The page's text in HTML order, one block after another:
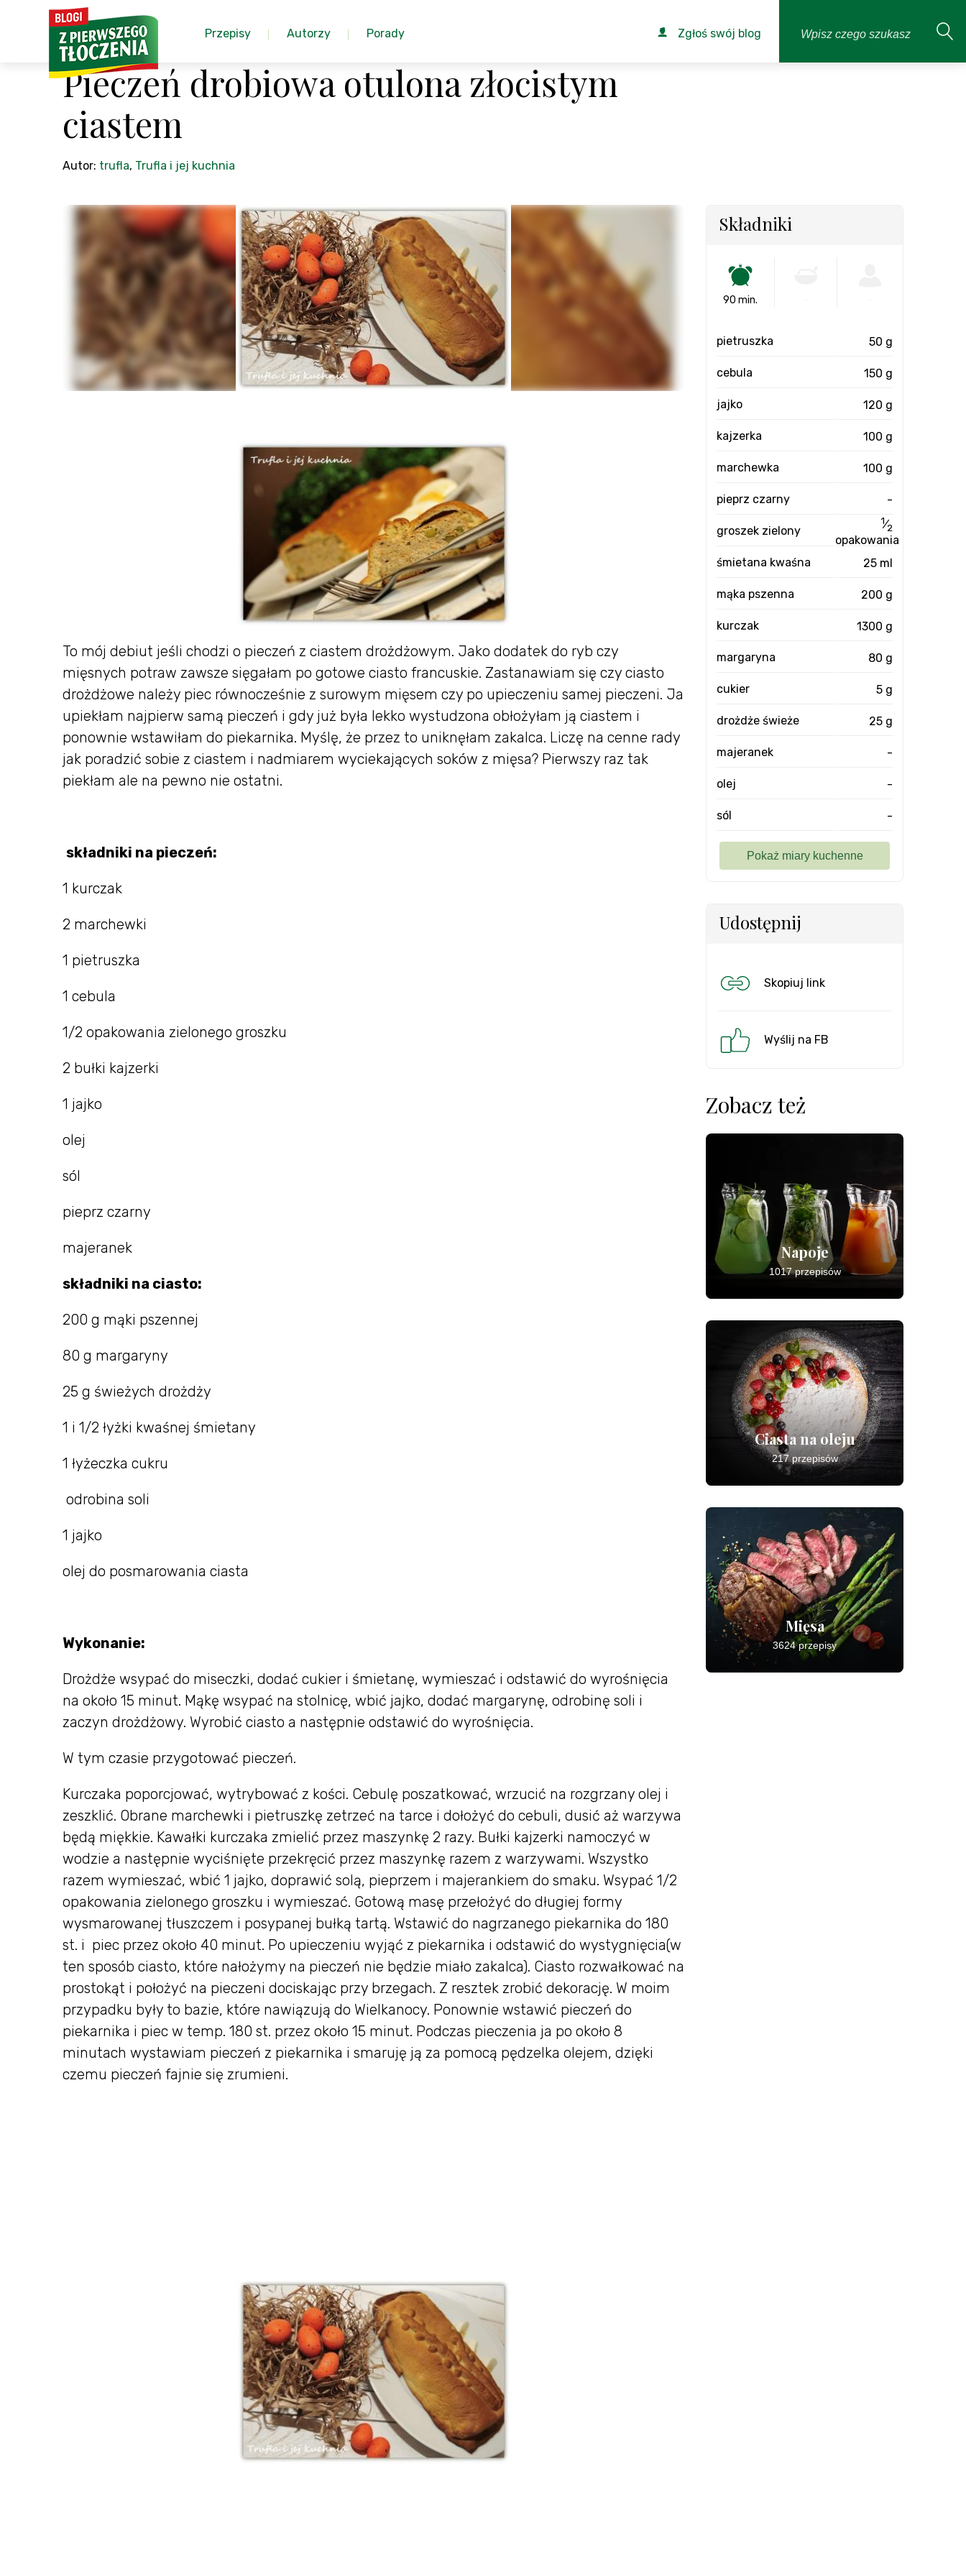
Przepisy Autorzy Porady Zgłoś swój blog
Pieczeń drobiowa otulona złocistym
ciastem
Autor: trufla, Trufla i jej kuchnia
To mój debiut jeśli chodzi o pieczeń z ciastem drożdżowym. Jako dodatek do ryb czy
mięsnych potraw zawsze sięgałam po gotowe ciasto francuskie. Zastanawiam się czy ciasto
drożdżowe należy piec równocześnie z surowym mięsem czy po upieczeniu samej pieczeni. Ja
upiekłam najpierw samą pieczeń i gdy już była lekko wystudzona obłożyłam ją ciastem i
ponownie wstawiłam do piekarnika. Myślę, że przez to uniknęłam zakalca. Liczę na cenne rady
jak poradzić sobie z ciastem i nadmiarem wyciekających soków z mięsa? Pierwszy raz tak
piekłam ale na pewno nie ostatni.
składniki na pieczeń:
1 kurczak
2 marchewki
1 pietruszka
1 cebula
1/2 opakowania zielonego groszku
2 bułki kajzerki
1 jajko
olej
sól
pieprz czarny
majeranek
składniki na ciasto:
200 g mąki pszennej
80 g margaryny
25 g świeżych drożdży
1 i 1/2 łyżki kwaśnej śmietany
1 łyżeczka cukru
odrobina soli
1 jajko
olej do posmarowania ciasta
Wykonanie:
Drożdże wsypać do miseczki, dodać cukier i śmietanę, wymieszać i odstawić do wyrośnięcia
na około 15 minut. Mąkę wsypać na stolnicę, wbić jajko, dodać margarynę, odrobinę soli i
zaczyn drożdżowy. Wyrobić ciasto a następnie odstawić do wyrośnięcia.
W tym czasie przygotować pieczeń.
Kurczaka poporcjować, wytrybować z kości. Cebulę poszatkować, wrzucić na rozgrzany olej i
zeszklić. Obrane marchewki i pietruszkę zetrzeć na tarce i dołożyć do cebuli, dusić aż warzywa
będą miękkie. Kawałki kurczaka zmielić przez maszynkę 2 razy. Bułki kajzerki namoczyć w
wodzie a następnie wyciśnięte przekręcić przez maszynkę razem z warzywami. Wszystko
razem wymieszać, wbić 1 jajko, doprawić solą, pieprzem i majerankiem do smaku. Wsypać 1/2
opakowania zielonego groszku i wymieszać. Gotową masę przełożyć do długiej formy
wysmarowanej tłuszczem i posypanej bułką tartą. Wstawić do nagrzanego piekarnika do 180
st. i piec przez około 40 minut. Po upieczeniu wyjąć z piekarnika i odstawić do wystygnięcia(w
ten sposób ciasto, które nałożymy na pieczeń nie będzie miało zakalca). Ciasto rozwałkować na
prostokąt i położyć na pieczeni dociskając przy brzegach. Z resztek zrobić dekorację. W moim
przypadku były to bazie, które nawiązują do Wielkanocy. Ponownie wstawić pieczeń do
piekarnika i piec w temp. 180 st. przez około 15 minut. Podczas pieczenia ja po około 8
minutach wystawiam pieczeń z piekarnika i smaruję ją za pomocą pędzelka olejem, dzięki
czemu pieczeń fajnie się zrumieni.
Składniki
90 min.
pietruszka 50 g
cebula 150 g
jajko 120 g
kajzerka 100 g
marchewka 100 g
pieprz czarny -
groszek zielony
1⁄2
opakowania
śmietana kwaśna
25 ml
mąka pszenna 200 g
kurczak 1300 g
margaryna 80 g
cukier 5 g
drożdże świeże 25 g
majeranek -
olej -
sól -
Udostępnij
Skopiuj link
Wyślij na FB
Zobacz też
Napoje
1017 przepisów
Ciasta na oleju
217 przepisów
Mięsa
3624 przepisy